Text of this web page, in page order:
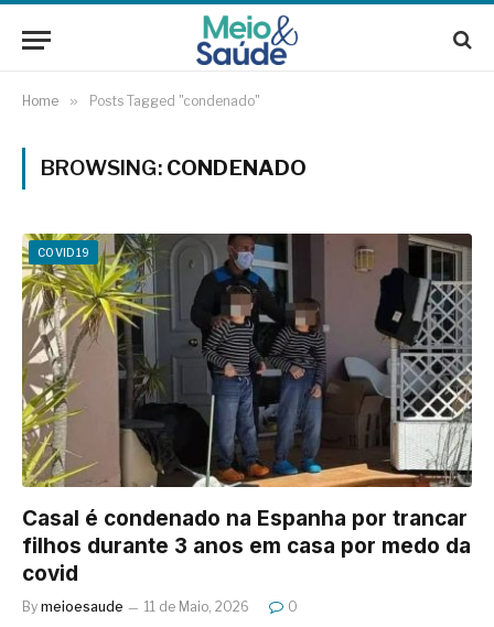
Home » Posts Tagged "condenado"
BROWSING: CONDENADO
COVID19
Casal é condenado na Espanha por trancar
filhos durante 3 anos em casa por medo da
covid
By meioesaude 11 de Maio, 2026 0